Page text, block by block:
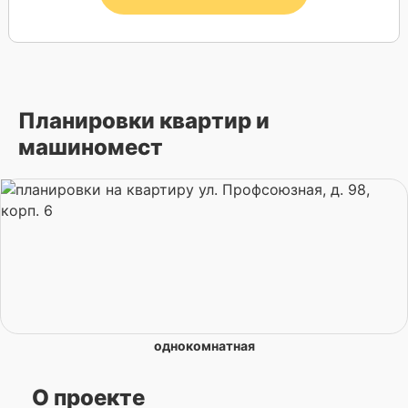
Планировки квартир и
машиномест
однокомнатная
О проекте